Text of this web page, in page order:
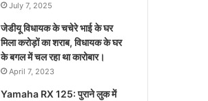
July 7, 2025
जेडीयू विधायक के चचेरे भाई के घर
मिला करोड़ों का शराब, विधायक के घर
के बगल में चल रहा था कारोबार।
April 7, 2023
Yamaha RX 125: पुराने लुक में